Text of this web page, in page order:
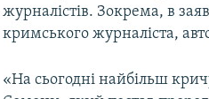
журналістів. Зокрема, в
кримського журналіста,
«На сьогодні найбільш